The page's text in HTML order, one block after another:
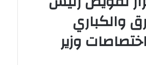
والكباري
وزير